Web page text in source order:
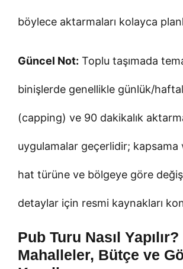
böylece aktarmaları kolayca
Güncel Not: Toplu taşımada
binişlerde genellikle günlük/
(capping) ve 90 dakikalık
uygulamalar geçerlidir; kapsama
hat türüne ve bölgeye göre
detaylar için resmi kaynakları
Pub Turu Nasıl
Mahalleler, Bütçe ve